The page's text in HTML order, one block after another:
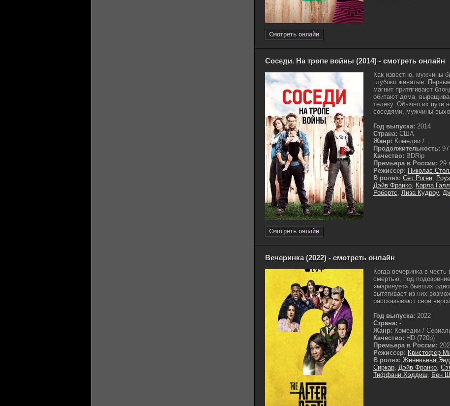
Соседи. На тропе войны (2014) - смотреть онлайн
Как известно, мужчины
глубоко женатые.
магнит притягивают
обитают дома,
телеку. Обычно их пути
соседями, мужчины
Год выпуска: 2014
Страна: США
Жанр: Комедии / .
Продолжительность:
Качество: BDRip
Премьера в России: 29
Режиссер: Николас
В ролях: Сет Роген,
Дэйв Франко, Карла
Робертс, Лиза Кудроу,
Вечеринка (2022) - смотреть онлайн
Когда вечеринка в честь
смертью, под
«маринует» бывших
вытягивает из них
рассказывают свои
Год выпуска: 2022
Страна: -
Жанр: Комедии /
Качество: HD (720p)
Премьера в России:
Режиссер: Кристофер
В ролях: Женевьева
Сиркар, Дэйв Франко,
Тиффани Хэддиш, Бен